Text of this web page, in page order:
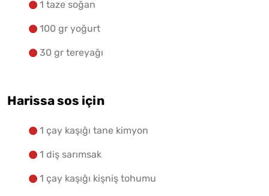
1 taze soğan
100 gr yoğurt
30 gr tereyağı
Harissa sos için
1 çay kaşığı tane kimyon
1 diş sarımsak
1 çay kaşığı kişniş tohumu